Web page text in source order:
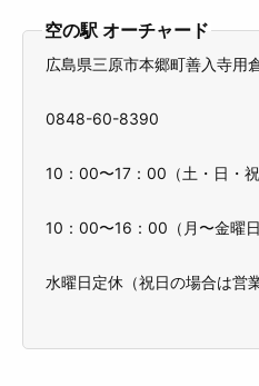
空の駅 オーチャード
広島県三原市本郷町善入寺用
0848-60-8390
10：00〜17：00（土・日・祝
10：00〜16：00（月〜金曜日
水曜日定休（祝日の場合は営業